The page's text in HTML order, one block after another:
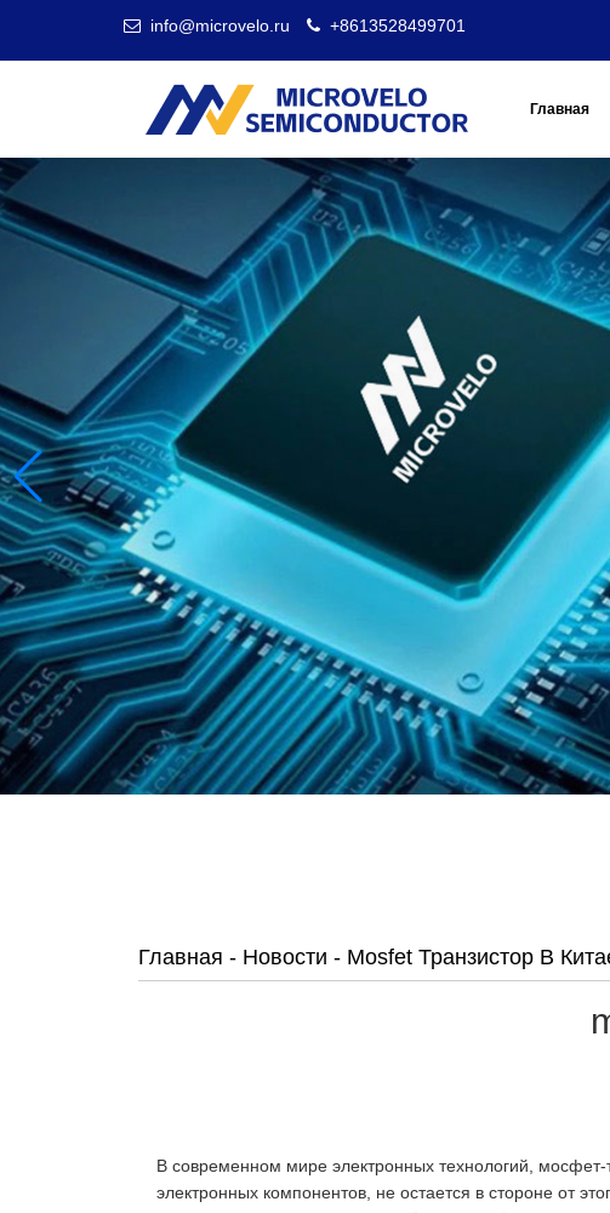
info@microvelo.ru +8613528499701
Главная
Главная - Новости - Mosfet Транзистор В
В современном мире электронных технологий,
электронных компонентов, не остается в стороне от